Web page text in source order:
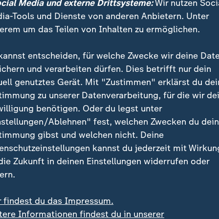
hier klicken, werden Bilder und andere Daten von X
Ihre IP-Adresse wird dabei an externe Server von
dieses Social Media-Anbieters können Sie
Um Ihre künftigen Besuche zu
in den Datenschutzeinstellungen . Ihre
Bereich „Meine News“ jederzeit widerrufen.
X-Inhalte anzeigen
Datenschutzeinstellungen anpassen
während des Terrorüberfalls in einem Kibbuz nahe
Familie gehört zu einer Beduinengemeinschaft.
Media und externe Drittsysteme:Wir nutzen
Tools und Dienste von anderen Anbietern. Unter
um das Teilen von Inhalten zu ermöglichen.
entscheiden, für welche Zwecke wir deine
und verarbeiten dürfen. Dies betrifft nur dein
genutztes Gerät. Mit "Zustimmen" erklärst du
zu unserer Datenverarbeitung, für die wir
benötigen. Oder du legst unter
Ablehnen" fest, welchen Zwecken du
gibst und welchen nicht. Deine
kannst du jederzeit mit
Zukunft in deinen Einstellungen widerrufen oder
findest du das Impressum.
Informationen findest du in unserer